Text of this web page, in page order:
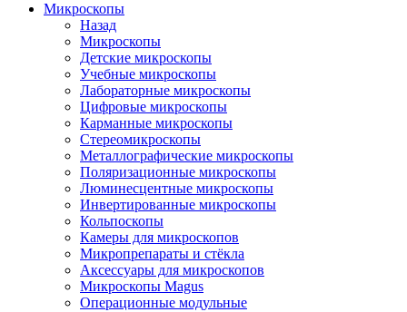
Микроскопы
Назад
Микроскопы
Детские микроскопы
Учебные микроскопы
Лабораторные микроскопы
Цифровые микроскопы
Карманные микроскопы
Стереомикроскопы
Металлографические микроскопы
Поляризационные микроскопы
Люминесцентные микроскопы
Инвертированные микроскопы
Кольпоскопы
Камеры для микроскопов
Микропрепараты и стёкла
Аксессуары для микроскопов
Микроскопы Magus
Операционные модульные